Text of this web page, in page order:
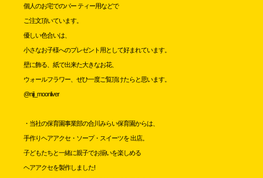
個人のお宅でのパー ティー用などで
ご注文頂いています。
優しい色合いは、
小さなお子様へのプレゼント用として好まれています。
壁に飾る、紙で出来た大きなお花、
ウォールフラワー、ぜひ一度ご覧頂けたらと思います。
@niji_moonliver
・当社の保育園事業部の合川みらい保育園からは、
手作りヘアアクセ・ソープ・スイーツを 出店。
子どもたちと一緒に親子でお揃いを楽しめる
ヘアアクセを製作しました!